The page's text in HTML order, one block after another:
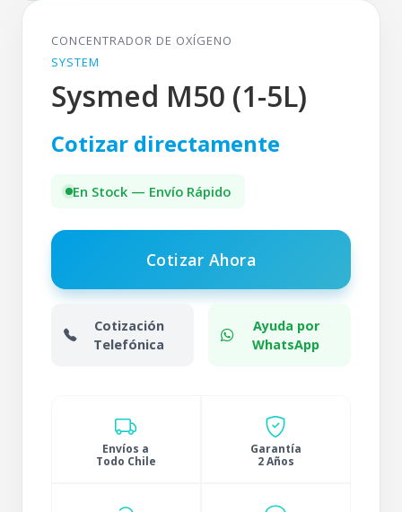
CONCENTRADOR DE OXÍGENO
SYSTEM
Sysmed M50 (1-5L)
Cotizar directamente
En Stock — Envío Rápido
Cotizar Ahora
Cotización
Telefónica
Ayuda por
WhatsApp
Envíos a
Todo Chile
Garantía
2 Años